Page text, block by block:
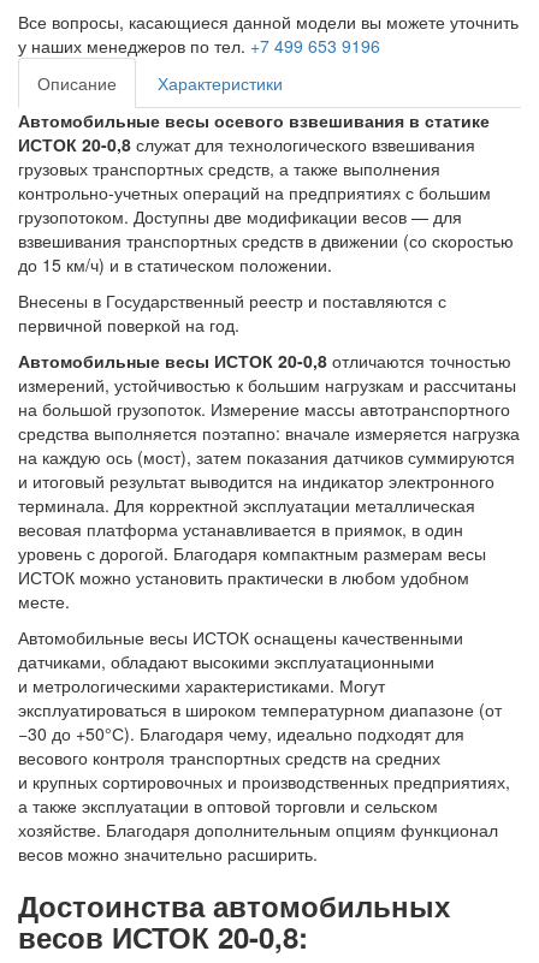
Все вопросы, касающиеся данной модели вы можете уточнить
у наших менеджеров по тел. +7 499 653 9196
Описание
Характеристики
Автомобильные весы осевого взвешивания в статике
ИСТОК 20-0,8 служат для технологического взвешивания
грузовых транспортных средств, а также выполнения
контрольно-учетных операций на предприятиях с большим
грузопотоком. Доступны две модификации весов — для
взвешивания транспортных средств в движении (со скоростью
до 15 км/ч) и в статическом положении.
Внесены в Государственный реестр и поставляются с
первичной поверкой на год.
Автомобильные весы ИСТОК 20-0,8 отличаются точностью
измерений, устойчивостью к большим нагрузкам и рассчитаны
на большой грузопоток. Измерение массы автотранспортного
средства выполняется поэтапно: вначале измеряется нагрузка
на каждую ось (мост), затем показания датчиков суммируются
и итоговый результат выводится на индикатор электронного
терминала. Для корректной эксплуатации металлическая
весовая платформа устанавливается в приямок, в один
уровень с дорогой. Благодаря компактным размерам весы
ИСТОК можно установить практически в любом удобном
месте.
Автомобильные весы ИСТОК оснащены качественными
датчиками, обладают высокими эксплуатационными
и метрологическими характеристиками. Могут
эксплуатироваться в широком температурном диапазоне (от
−30 до +50°С). Благодаря чему, идеально подходят для
весового контроля транспортных средств на средних
и крупных сортировочных и производственных предприятиях,
а также эксплуатации в оптовой торговли и сельском
хозяйстве. Благодаря дополнительным опциям функционал
весов можно значительно расширить.
Достоинства автомобильных
весов ИСТОК 20-0,8: